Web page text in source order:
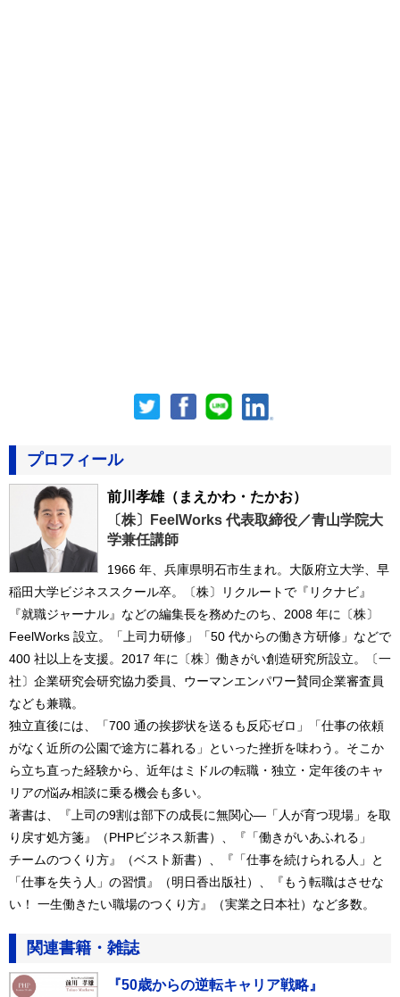
プロフィール
前川孝雄（まえかわ・たかお）
〔株〕FeelWorks 代表取締役／青山学院大
学兼任講師
1966 年、兵庫県明石市生まれ。大阪府立大学、早
稲田大学ビジネススクール卒。〔株〕リクルートで『リクナビ』
『就職ジャーナル』などの編集長を務めたのち、2008 年に〔株〕
FeelWorks 設立。「上司力研修」「50 代からの働き方研修」などで
400 社以上を支援。2017 年に〔株〕働きがい創造研究所設立。〔一
社〕企業研究会研究協力委員、ウーマンエンパワー賛同企業審査員
なども兼職。
独立直後には、「700 通の挨拶状を送るも反応ゼロ」「仕事の依頼
がなく近所の公園で途方に暮れる」といった挫折を味わう。そこか
ら立ち直った経験から、近年はミドルの転職・独立・定年後のキャ
リアの悩み相談に乗る機会も多い。
著書は、『上司の9割は部下の成長に無関心―「人が育つ現場」を取
り戻す処方箋』（PHPビジネス新書）、『「働きがいあふれる」
チームのつくり方』（ベスト新書）、『「仕事を続けられる人」と
「仕事を失う人」の習慣』（明日香出版社）、『もう転職はさせな
い！ 一生働きたい職場のつくり方』（実業之日本社）など多数。
関連書籍・雑誌
『50歳からの逆転キャリア戦略』